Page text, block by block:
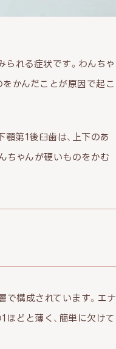
られる症状です。わんちゃ
かんだことが原因で起こ
第1後臼歯は、上下のあ
ちゃんが硬いものをかむ
で構成されています。エナ
ほどと薄く、簡単に欠けて